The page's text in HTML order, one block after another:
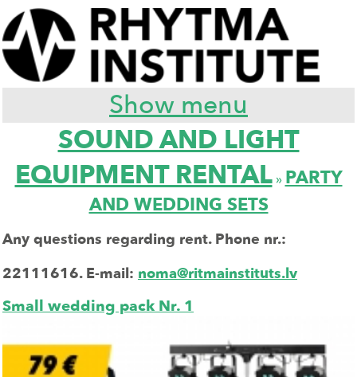
Show menu
SOUND AND LIGHT
EQUIPMENT RENTAL» PARTY
AND WEDDING SETS
Any questions regarding rent. Phone nr.:
22111616.E-mail: noma@ritmainstituts.lv
Small wedding pack Nr. 1